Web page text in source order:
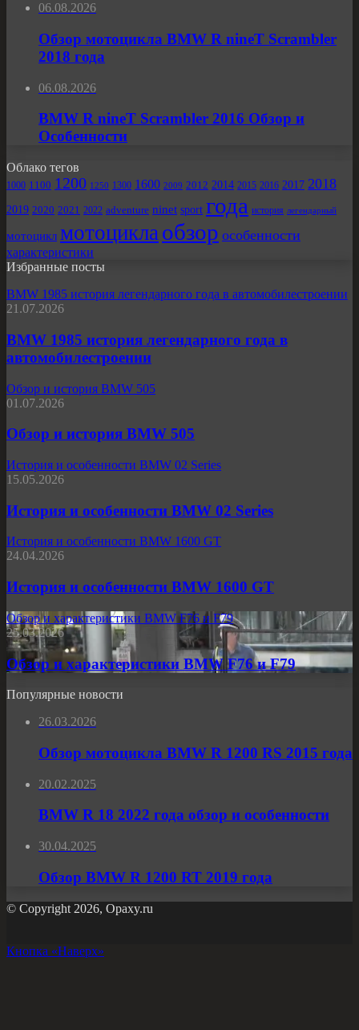
06.08.2026
Обзор мотоцикла BMW R nineT Scrambler
2018 года
06.08.2026
BMW R nineT Scrambler 2016 Обзор и
Особенности
Облако тегов
1000 1100 1200 1250 1300 1600 2009 2012 2014 2015 2016 2017 2018
2019 2020 2021 2022 adventure ninet sport года история легендарный
мотоцикл мотоциклаобзор особенности
характеристики
Избранные посты
BMW 1985 история легендарного года в автомобилестроении
21.07.2026
BMW 1985 история легендарного года в
автомобилестроении
Обзор и история BMW 505
01.07.2026
Обзор и история BMW 505
История и особенности BMW 02 Series
15.05.2026
История и особенности BMW 02 Series
История и особенности BMW 1600 GT
24.04.2026
История и особенности BMW 1600 GT
Обзор и характеристики BMW F76 и F79
25.03.2026
Обзор и характеристики BMW F76 и F79
Популярные новости
26.03.2026
Обзор мотоцикла BMW R 1200 RS 2015 года
20.02.2025
BMW R 18 2022 года обзор и особенности
30.04.2025
Обзор BMW R 1200 RT 2019 года
© Copyright 2026, Opaxy.ru
Кнопка «Наверх»